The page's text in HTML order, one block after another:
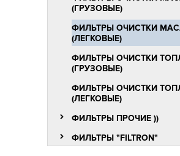
(ГРУЗОВЫЕ)
ФИЛЬТРЫ ОЧИСТКИ
(ЛЕГКОВЫЕ)
ФИЛЬТРЫ ОЧИСТКИ
(ГРУЗОВЫЕ)
ФИЛЬТРЫ ОЧИСТКИ
(ЛЕГКОВЫЕ)
ФИЛЬТРЫ ПРОЧИЕ ))
ФИЛЬТРЫ "FILTRON"